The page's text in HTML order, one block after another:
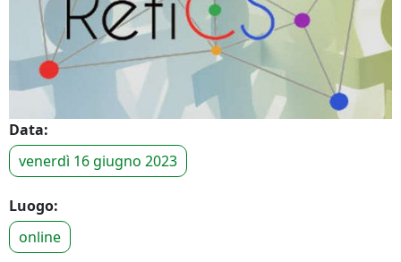
Data:
venerdì 16 giugno 2023
Luogo:
online